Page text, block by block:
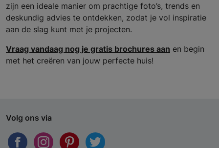
zijn een ideale manier om prachtige foto’s, trends en
deskundig advies te ontdekken, zodat je vol inspiratie
aan de slag kunt met je projecten.
Vraag vandaag nog je gratis brochures aan en begin
met het creëren van jouw perfecte huis!
Volg ons via